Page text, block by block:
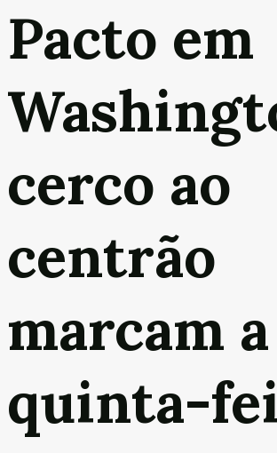
Pacto em
cerco ao
centrão
marcam a
quinta-